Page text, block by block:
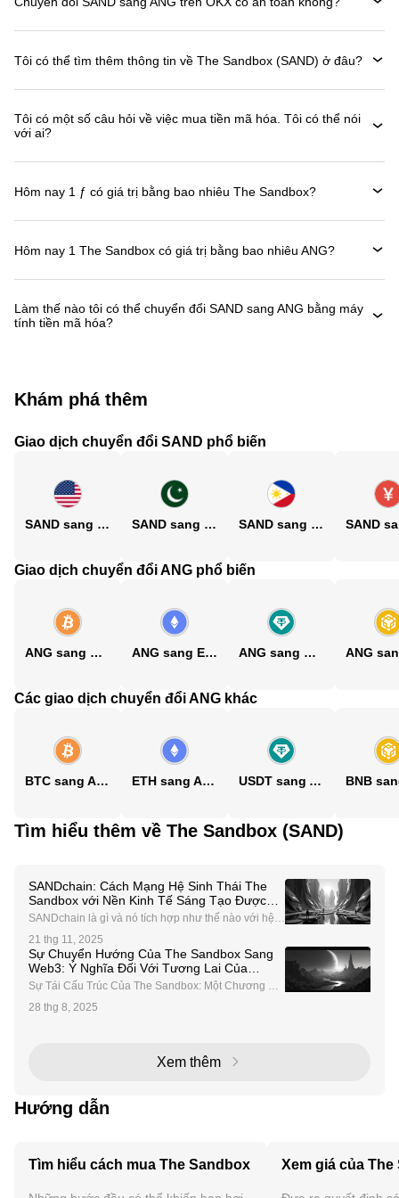
Tôi có thể tìm thêm thông tin về The Sandbox (SAND) ở đâu?
Tôi có một số câu hỏi về việc mua tiền mã hóa. Tôi có thể nói
với ai?
Hôm nay 1 ƒ có giá trị bằng bao nhiêu The Sandbox?
Hôm nay 1 The Sandbox có giá trị bằng bao nhiêu ANG?
Làm thế nào tôi có thể chuyển đổi SAND sang ANG bằng máy
tính tiền mã hóa?
Khám phá thêm
Giao dịch chuyển đổi SAND phổ biến
SAND sang USD SAND sang PKR SAND sang PHP
Giao dịch chuyển đổi ANG phổ biến
ANG sang BTC ANG sang ETH ANG sang USDT
Các giao dịch chuyển đổi ANG khác
BTC sang ANG ETH sang ANG USDT sang ANG
Tìm hiểu thêm về The Sandbox (SAND)
SANDchain: Cách Mạng Hệ Sinh Thái The
Sandbox với Nền Kinh Tế Sáng Tạo Được
Hỗ Trợ Bởi Caldera
SANDchain là gì và nó tích hợp như thế nào với hệ si
nh thái The Sandbox? SANDchain là một mạng bloc
kchain sáng tạo được thiết kế để cách mạng hóa hệ
sinh thái The Sandbox, một nền tảng metaverse hàn
g
21 thg 11, 2025
Sự Chuyển Hướng Của The Sandbox Sang
Web3: Ý Nghĩa Đối Với Tương Lai Của
Gaming Phi Tập Trung
Sự Tái Cấu Trúc Của The Sandbox: Một Chương Mớ
i Trong Sự Phát Triển Web3 The Sandbox, một cái tê
n tiên phong trong không gian metaverse, đang trải q
28 thg 8, 2025
Xem thêm
Hướng dẫn
Tìm hiểu cách mua The Sandbox Xem giá của The